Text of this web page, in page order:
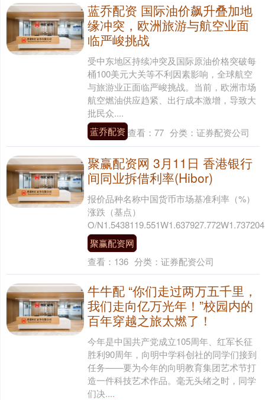
蓝乔配资 国际油价飙升叠加地
缘冲突，欧洲旅游与航空业面
临严峻挑战
受中东地区持续冲突及国际原油价格突破每
桶100美元大关等不利因素影响，全球航空
与旅游业正面临严峻挑战。当前，欧洲市场
航空燃油供应趋紧、出行成本激增，导致大
批民众....
蓝乔配资 查看： 77 分类： 证券配资公司
聚赢配资网 3月11日 香港银行
间同业拆借利率(Hibor)
报价品种名称中国货币市场基准利率（%）
涨跌（基点）
O/
聚赢配资网
查看： 136 分类： 证券配资公司
牛牛配 “你们走过两万五千里，
我们走向亿万光年！”校园内的
百年穿越之旅太燃了！
今年是中国共产党成立105周年、红军长征
胜利90周年，向明中学科创社的同学们接到
任务——要为今年的向明教育集团艺术节打
造一件科技艺术作品。毫无头绪之时，同学
们决....